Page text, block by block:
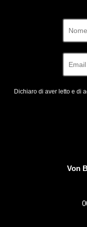
Dichiaro di aver letto e di
Von